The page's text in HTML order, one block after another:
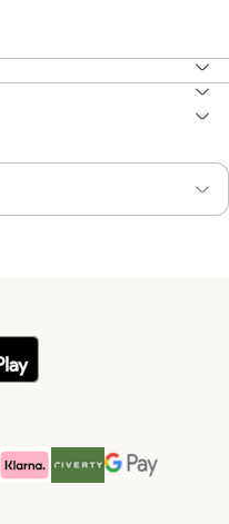
Payment Method
Payment Method
Riverty Payment Method
Google Pay
Method